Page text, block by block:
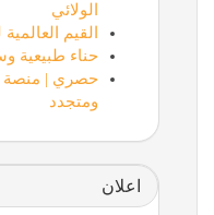
الولائي
القيم
حناء طبيعية
حصري | منصة
ومتجدد
اعلان